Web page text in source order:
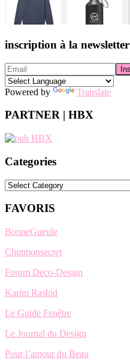
inscription à la newsletter
Powered by Translate
PARTNER | HBX
Categories
Categories
FAVORIS
BonneGueule
Chutmonsecret
Forum Deco-Design
Karim Rashid
Le Guide Fenêtre
Le Journal du Design
Pour l’amour du Beau